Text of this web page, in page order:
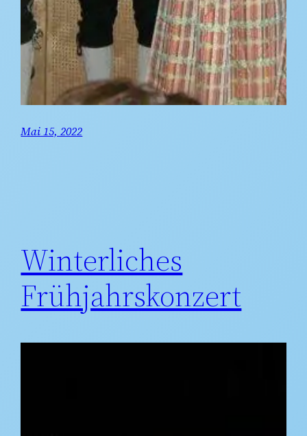
Mai 15, 2022
Winterliches
Frühjahrskonzert